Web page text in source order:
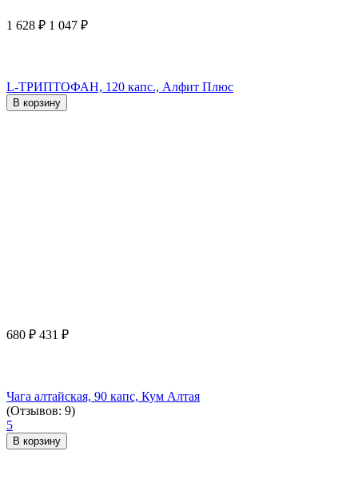
1 628 ₽ 1 047 ₽
L-ТРИПТОФАН, 120 капс., Алфит Плюс
В корзину
680 ₽ 431 ₽
Чага алтайская, 90 капс, Кум Алтая
(Отзывов: 9)
5
В корзину